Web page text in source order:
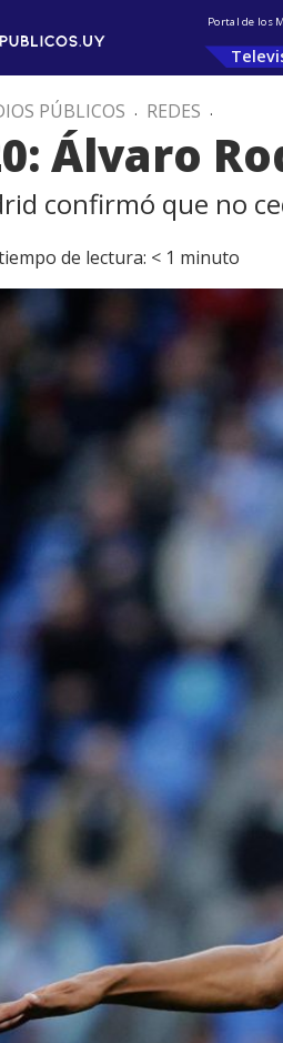
Portal de los
PÚBLICOS . REDES .
Álvaro
confirmó que no
de lectura: < 1 minuto